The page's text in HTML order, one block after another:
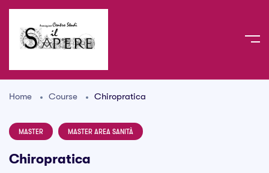
Home Course Chiropratica
MASTER MASTER AREA SANITÀ
Chiropratica